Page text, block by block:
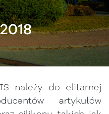
należy do elitarnej
artykułów